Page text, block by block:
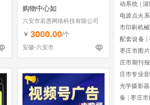
购物中心如
六安市若愚网络科技有限公司
￥ 3000.00/个
安徽-六安市
动系统
淄
电源点火
市印刷机
配套设备
枣庄市图
庄市期刊
庄市专业
光学摄影
备
枣庄市